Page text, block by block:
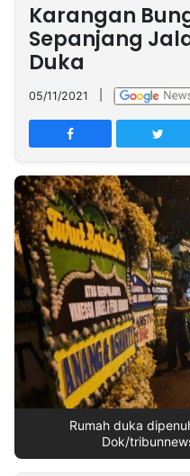
Nasional
International
Olahraga
Entertainment
Daerah
Pariwisata
Kuliner
Kolom
Network
PT
TREETAN
INDONESIA
Partner
Insight
NTB
Suara
Time
Lens
IDN
Daily
Jogja
Jalan
Rakyat
Idealita
News
Kita
Notice
Radar
Baru
Seedbacklink
Follow
Kabarbaru
Karangan
Sepanjang
Duka
05/11/2021
Rumah duka
Dok/